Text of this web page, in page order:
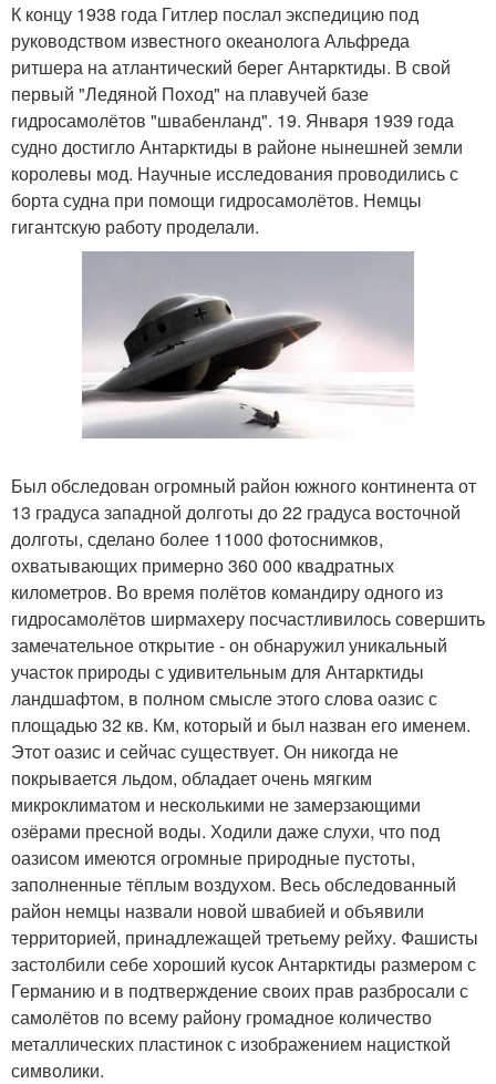
К концу 1938 года Гитлер послал экспедицию под
руководством известного океанолога Альфреда
ритшера на атлантический берег Антарктиды. В свой
первый "Ледяной Поход" на плавучей базе
гидросамолётов "швабенланд". 19. Января 1939 года
судно достигло Антарктиды в районе нынешней земли
королевы мод. Научные исследования проводились с
борта судна при помощи гидросамолётов. Немцы
гигантскую работу проделали.
Был обследован огромный район южного континента от
13 градуса западной долготы до 22 градуса восточной
долготы, сделано более 11000 фотоснимков,
охватывающих примерно 360 000 квадратных
километров. Во время полётов командиру одного из
гидросамолётов ширмахеру посчастливилось совершить
замечательное открытие - он обнаружил уникальный
участок природы с удивительным для Антарктиды
ландшафтом, в полном смысле этого слова оазис с
площадью 32 кв. Км, который и был назван его именем.
Этот оазис и сейчас существует. Он никогда не
покрывается льдом, обладает очень мягким
микроклиматом и несколькими не замерзающими
озёрами пресной воды. Ходили даже слухи, что под
оазисом имеются огромные природные пустоты,
заполненные тёплым воздухом. Весь обследованный
район немцы назвали новой швабией и объявили
территорией, принадлежащей третьему рейху. Фашисты
застолбили себе хороший кусок Антарктиды размером с
Германию и в подтверждение своих прав разбросали с
самолётов по всему району громадное количество
металлических пластинок с изображением нацисткой
символики.